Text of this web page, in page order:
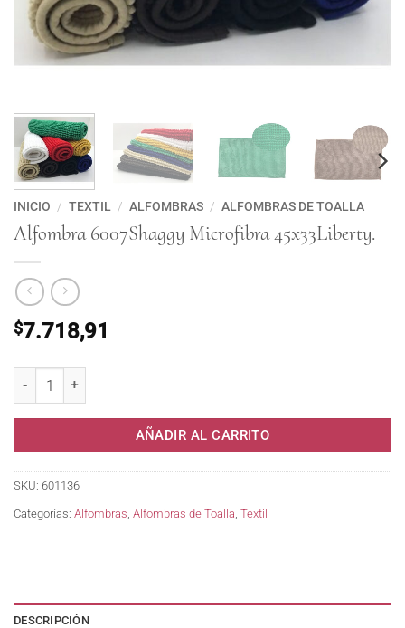
INICIO / TEXTIL / ALFOMBRAS / ALFOMBRAS DE TOALLA
Alfombra 6007Shaggy Microfibra 45x33Liberty.
$7.718,91
AÑADIR AL CARRITO
SKU: 601136
Categorías: Alfombras, Alfombras de Toalla, Textil
DESCRIPCIÓN